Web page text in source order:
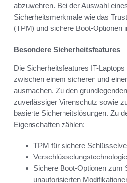
abzuwehren. Bei der Auswahl
Sicherheitsmerkmale wie das
(TPM) und sichere Boot-Optionen
Besondere Sicherheitsfeatures
Die Sicherheitsfeatures IT-
zwischen einem sicheren und
ausmachen. Zu den
zuverlässiger Virenschutz sowie
basierte Sicherheitslösungen. Zu
Eigenschaften zählen:
TPM für sichere
Sichere Boot-Optionen zum
unautorisierten